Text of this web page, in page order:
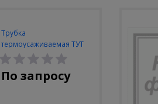
Трубка
термоусаживаемая ТУТ
ЭКФ 12/6 красная (упак.
100м)
По запросу